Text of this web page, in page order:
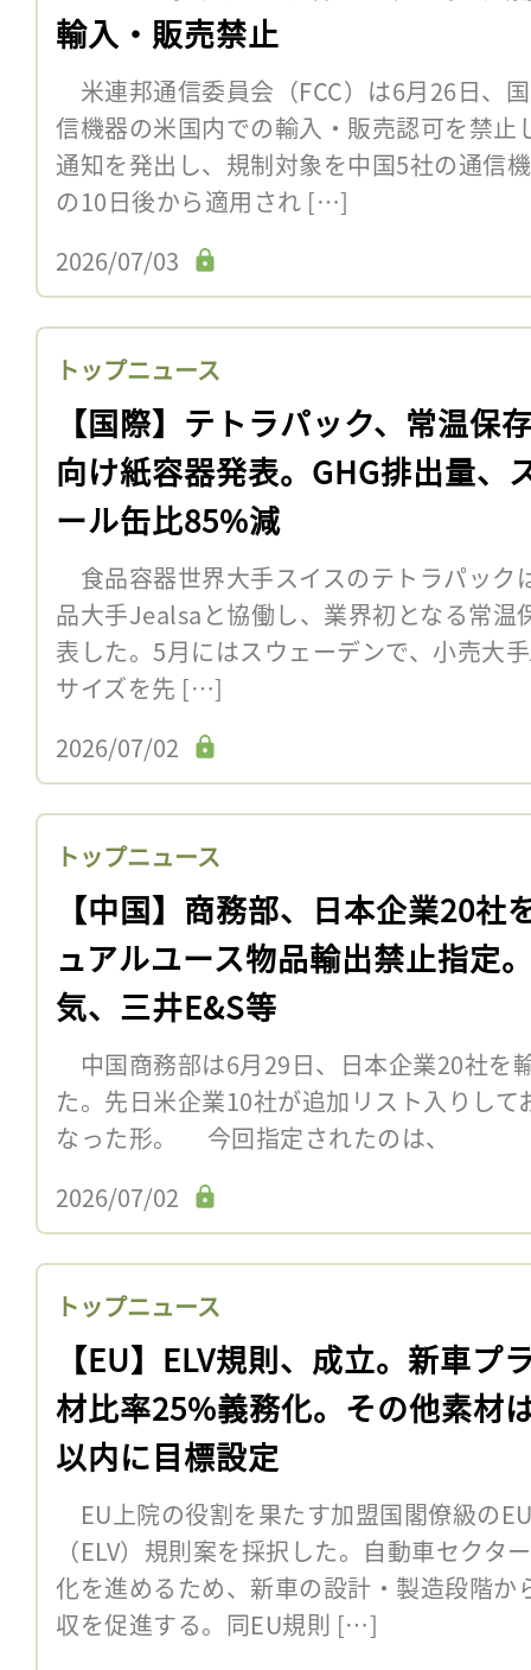
輸入・販売禁止
米連邦通信委員会（FCC）は6月26日、
信機器の米国内での輸入・販売認可を禁止
通知を発出し、規制対象を中国5社の通信
の10日後から適用され […]
2026/07/03
トップニュース
【国際】テトラパック、常温保
向け紙容器発表。GHG排出量、
ール缶比85%減
食品容器世界大手スイスのテトラパック
品大手Jealsaと協働し、業界初となる常温
表した。5月にはスウェーデンで、小売大
サイズを先 […]
2026/07/02
トップニュース
【中国】商務部、日本企業20社
ュアルユース物品輸出禁止指定
気、三井E&S等
中国商務部は6月29日、日本企業20社を
た。先日米企業10社が追加リスト入りし
なった形。 今回指定されたのは、
2026/07/02
トップニュース
【EU】ELV規則、成立。新車プ
材比率25%義務化。その他素材
以内に目標設定
EU上院の役割を果たす加盟国閣僚級の
（ELV）規則案を採択した。自動車セクタ
化を進めるため、新車の設計・製造段階か
収を促進する。同EU規則 […]